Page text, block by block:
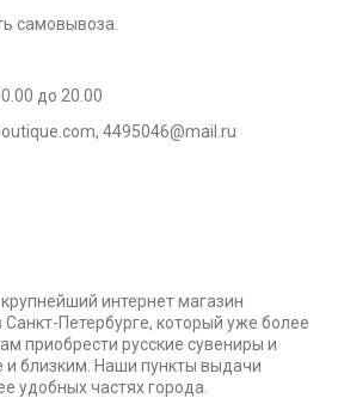
самовывоза.
до 20.00
4495046@mail.ru
интернет магазин
Петербурге, который уже более
приобрести русские сувениры и
и близким. Наши пункты выдачи
удобных частях города.